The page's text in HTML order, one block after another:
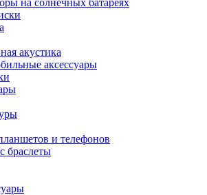
акустика
аксессуары
и телефонов
браслеты